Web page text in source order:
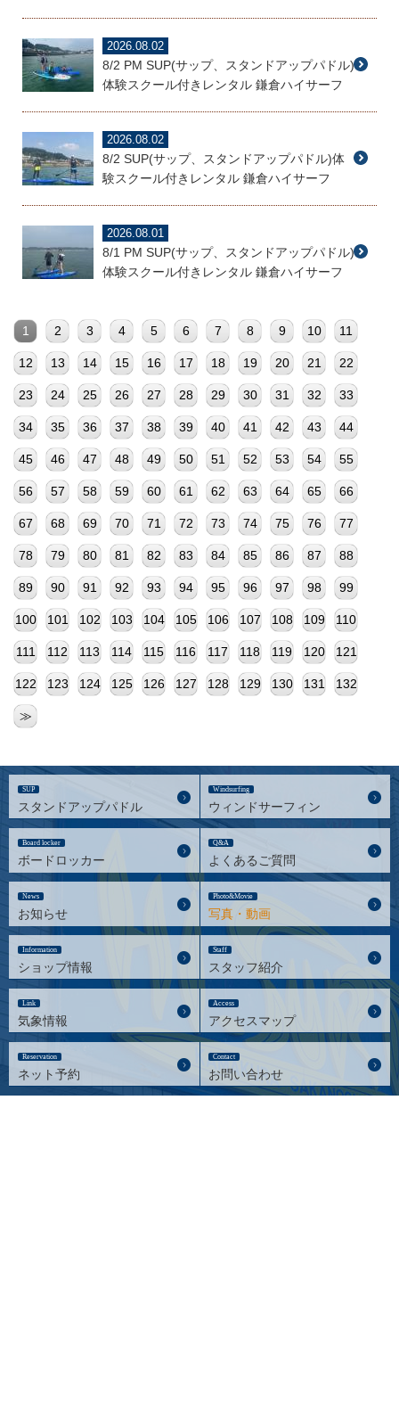
2026.08.02
8/2 PM SUP(サップ、スタンドアップパドル)
体験スクール付きレンタル 鎌倉ハイサーフ
2026.08.02
8/2 SUP(サップ、スタンドアップパドル)体
験スクール付きレンタル 鎌倉ハイサーフ
2026.08.01
8/1 PM SUP(サップ、スタンドアップパドル)
体験スクール付きレンタル 鎌倉ハイサーフ
1 2 3 4 5 6 7 8 9 10 11
12 13 14 15 16 17 18 19 20 21 22
23 24 25 26 27 28 29 30 31 32 33
34 35 36 37 38 39 40 41 42 43 44
45 46 47 48 49 50 51 52 53 54 55
56 57 58 59 60 61 62 63 64 65 66
67 68 69 70 71 72 73 74 75 76 77
78 79 80 81 82 83 84 85 86 87 88
89 90 91 92 93 94 95 96 97 98 99
100 101 102 103 104 105 106 107 108 109 110
111 112 113 114 115 116 117 118 119 120 121
122 123 124 125 126 127 128 129 130 131 132
≫
SUP
スタンドアップパドル
Windsurfing
ウィンドサーフィン
Board locker
ボードロッカー
Q&A
よくあるご質問
News
お知らせ
Photo&Movie
写真・動画
Information
ショップ情報
Staff
スタッフ紹介
Link
気象情報
Access
アクセスマップ
Reservation
ネット予約
Contact
お問い合わせ